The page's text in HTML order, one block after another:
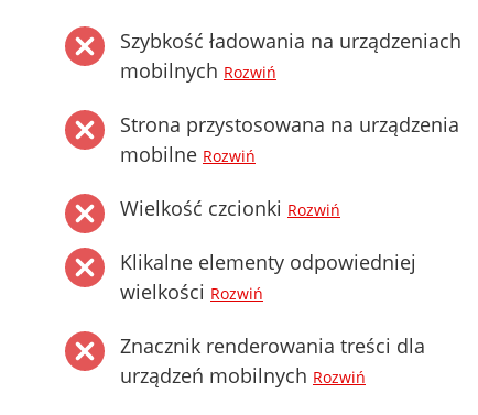
Szybkość ładowania na urządzeniach
mobilnych Rozwiń
Strona przystosowana na urządzenia
mobilne Rozwiń
Wielkość czcionki Rozwiń
Klikalne elementy odpowiedniej
wielkości Rozwiń
Znacznik renderowania treści dla
urządzeń mobilnych Rozwiń